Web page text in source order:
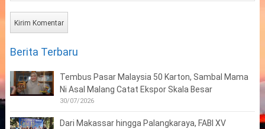
Berita Terbaru
Tembus Pasar Malaysia 50 Karton, Sambal Mama
Ni Asal Malang Catat Ekspor Skala Besar
30/07/2026
Dari Makassar hingga Palangkaraya, FABI XV